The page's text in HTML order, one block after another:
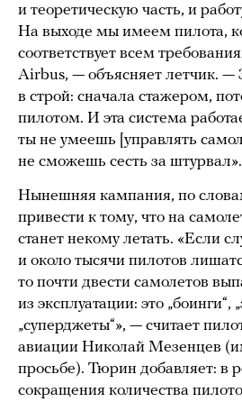
и теоретическую часть, и
На выходе мы имеем пилота,
соответствует всем
Airbus, — объясняет летчик. —
в строй: сначала стажером,
пилотом. И эта система
ты не умеешь [управлять
не сможешь сесть за штурвал».
Нынешняя кампания, по
привести к тому, что на
станет некому летать. «Если
и около тысячи пилотов
то почти двести самолетов
из эксплуатации: это „боинги“,
„суперджеты“», — считает
авиации Николай Мезенцев
просьбе). Тюрин добавляет: в
сокращения количества